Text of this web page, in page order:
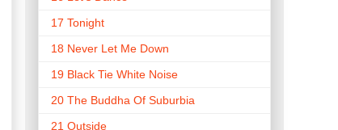
17 Tonight
18 Never Let Me Down
19 Black Tie White Noise
20 The Buddha Of Suburbia
21 Outside